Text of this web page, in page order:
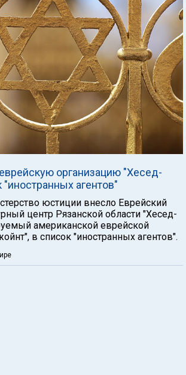
организацию "Хесед-
агентов"
юстиции внесло Еврейский
центр Рязанской области "Хесед-
американской еврейской
в список "иностранных агентов".